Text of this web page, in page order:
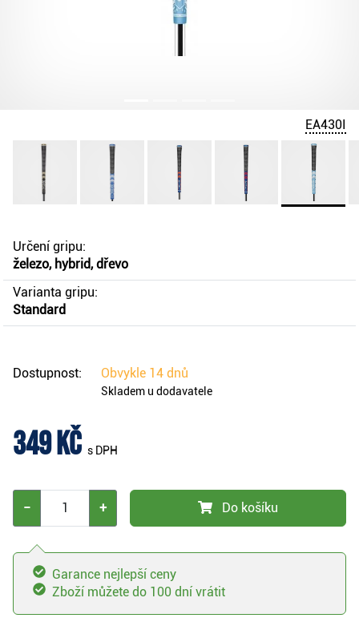
EA430I
Určení gripu:
železo, hybrid, dřevo
Varianta gripu:
Standard
Dostupnost: Obvykle 14 dnů
Skladem u dodavatele
349 Kč s DPH
− + Do košíku
Garance nejlepší ceny
Zboží můžete do 100 dní vrátit